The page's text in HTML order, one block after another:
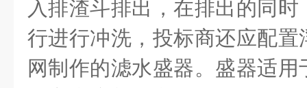
入排渣斗排出，在排出的同
行进行冲洗，投标商还应配
网制作的滤水盛器。盛器适